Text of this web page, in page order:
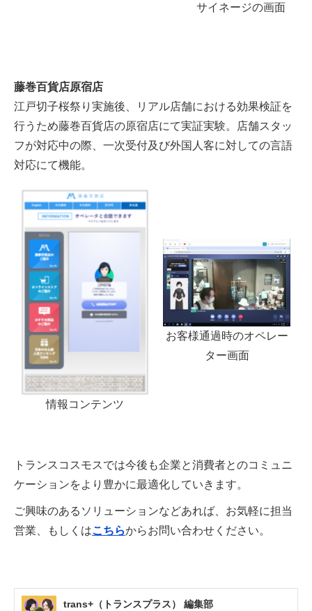
サイネージの画面
藤巻百貨店原宿店
江戸切子桜祭り実施後、リアル店舗における効果検証を
行うため藤巻百貨店の原宿店にて実証実験。店舗スタッ
フが対応中の際、一次受付及び外国人客に対しての言語
対応にて機能。
情報コンテンツ
お客様通過時のオペレー
ター画面
トランスコスモスでは今後も企業と消費者とのコミュニ
ケーションをより豊かに最適化していきます。
ご興味のあるソリューションなどあれば、お気軽に担当
営業、もしくはこちらからお問い合わせください。
trans+（トランスプラス） 編集部